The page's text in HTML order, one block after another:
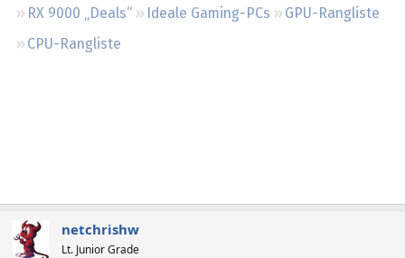
RX 9000 „Deals“
Ideale Gaming-PCs
GPU-Rangliste
CPU-Rangliste
netchrishw
Lt. Junior Grade